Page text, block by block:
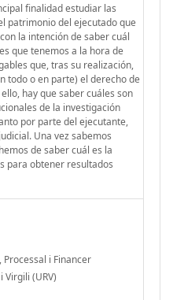
finalidad estudiar las
patrimonio del ejecutado que
la intención de saber cuál
que tenemos a la hora de
que, tras su realización,
todo o en parte) el derecho de
hay que saber cuáles son
de la investigación
por parte del ejecutante,
Una vez sabemos
de saber cuál es la
para obtener resultados
Processal i Financer
Virgili (URV)